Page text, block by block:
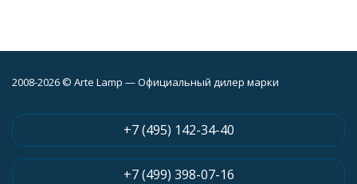
2008-2026 © Arte Lamp — Официальный дилер марки
+7 (495) 142-34-40
+7 (499) 398-07-16